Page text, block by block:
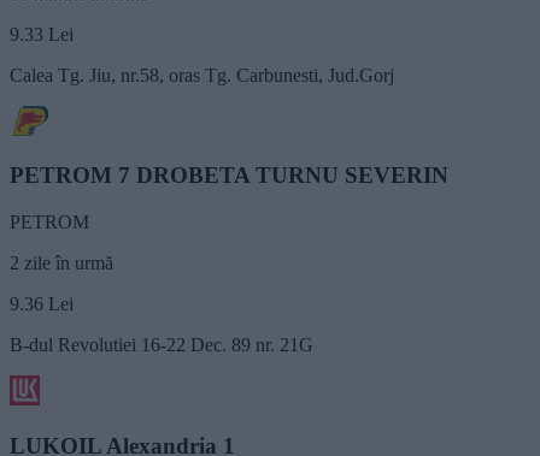
9.33 Lei
Calea Tg. Jiu, nr.58, oras Tg. Carbunesti, Jud.Gorj
PETROM 7 DROBETA TURNU SEVERIN
PETROM
2 zile în urmă
9.36 Lei
B-dul Revolutiei 16-22 Dec. 89 nr. 21G
LUKOIL Alexandria 1